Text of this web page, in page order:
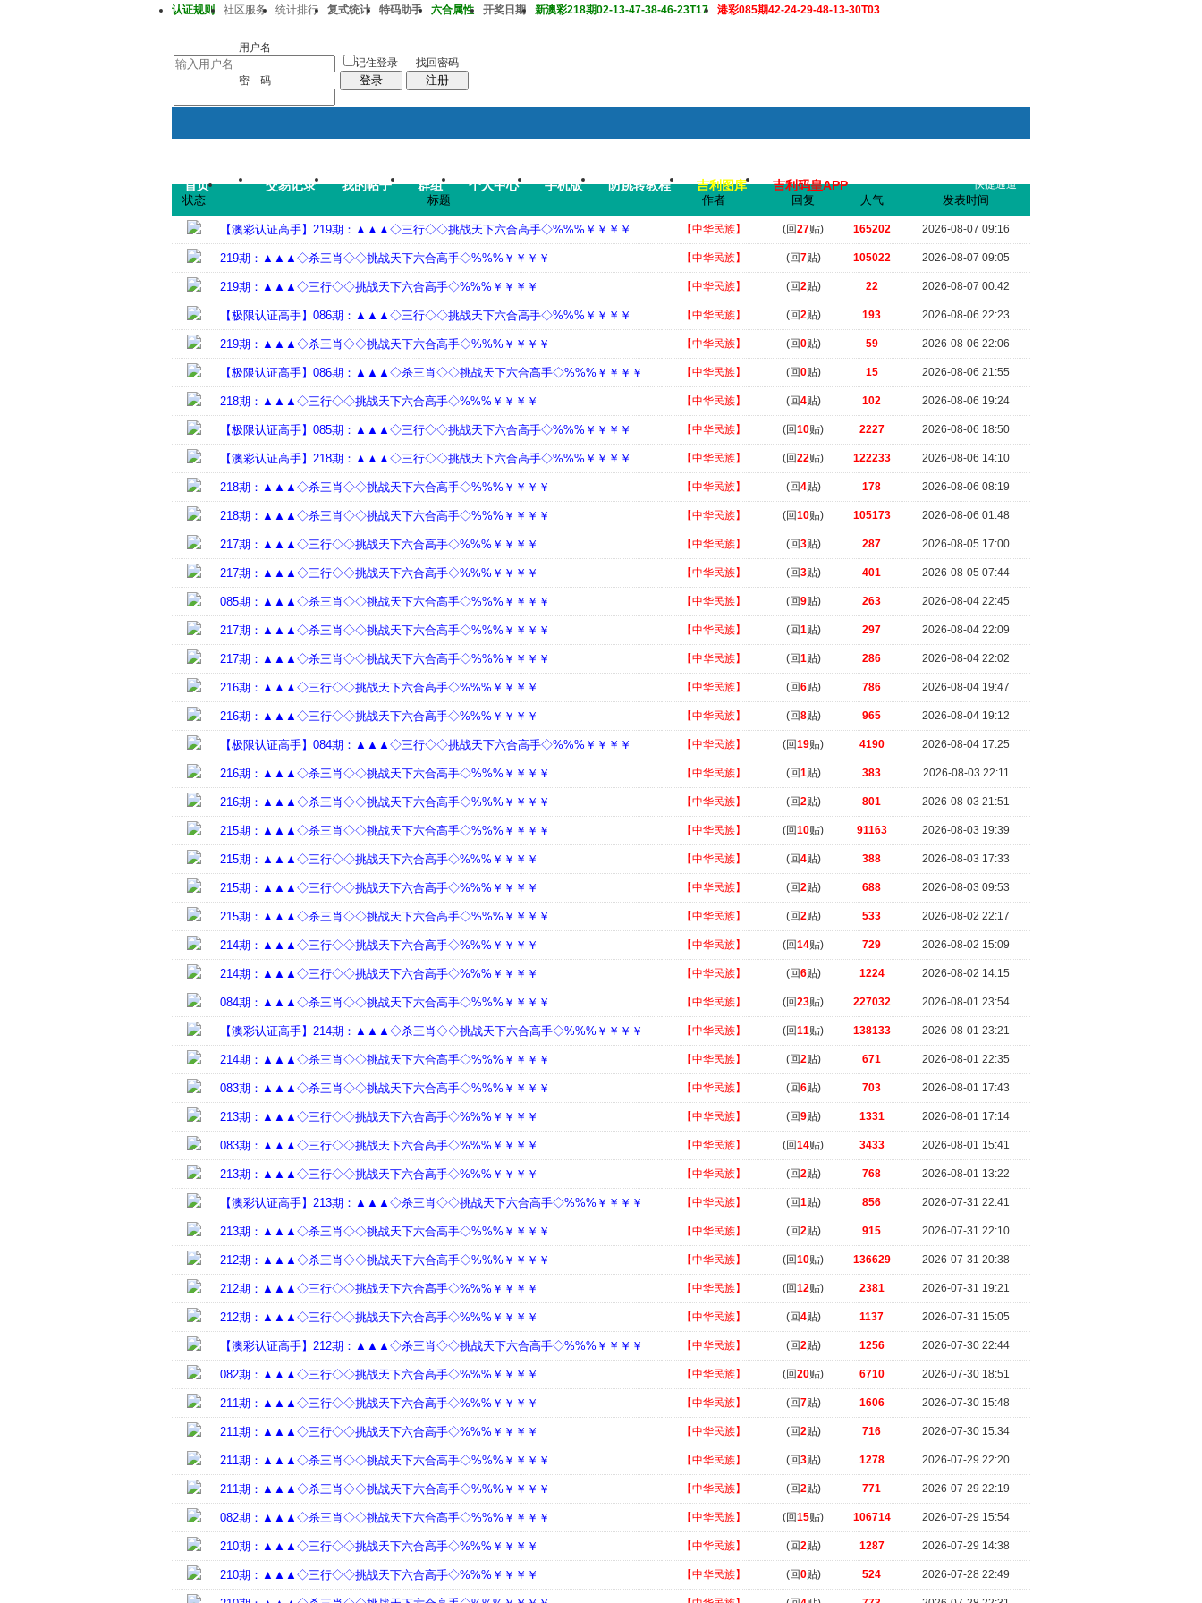
认证规则 社区服务 统计排行 复式统计 特码助手 六合属性 开奖日期 新澳彩218期02-13-47-38-46-23T17
港彩085期42-24-29-48-13-30T03
用户名
密 码
记住登录
登录
找回密码
注册
快捷通道
首页 交易记录 我的帖子 群组 个人中心 手机版 防跳转教程 吉利图库 吉利码皇APP
帖子
搜索
码皇总管
说：2026年7月底即将 开启特邀高手2肖中特大赛，重奖一万 .. （2026-07-10 20:23）
状态 标题 作者 回复 人气 发表时间
【澳彩认证高手】219期：▲▲▲◇三行◇◇挑战天下六合高手◇%%%￥￥￥￥ 【中华民族】 (回27贴) 165202 2026-08-07 09:16
219期：▲▲▲◇杀三肖◇◇挑战天下六合高手◇%%%￥￥￥￥ 【中华民族】 (回7贴) 105022 2026-08-07 09:05
219期：▲▲▲◇三行◇◇挑战天下六合高手◇%%%￥￥￥￥ 【中华民族】 (回2贴) 22 2026-08-07 00:42
【极限认证高手】086期：▲▲▲◇三行◇◇挑战天下六合高手◇%%%￥￥￥￥ 【中华民族】 (回2贴) 193 2026-08-06 22:23
219期：▲▲▲◇杀三肖◇◇挑战天下六合高手◇%%%￥￥￥￥ 【中华民族】 (回0贴) 59 2026-08-06 22:06
【极限认证高手】086期：▲▲▲◇杀三肖◇◇挑战天下六合高手◇%%%￥￥￥￥ 【中华民族】 (回0贴) 15 2026-08-06 21:55
218期：▲▲▲◇三行◇◇挑战天下六合高手◇%%%￥￥￥￥ 【中华民族】 (回4贴) 102 2026-08-06 19:24
【极限认证高手】085期：▲▲▲◇三行◇◇挑战天下六合高手◇%%%￥￥￥￥ 【中华民族】 (回10贴) 2227 2026-08-06 18:50
【澳彩认证高手】218期：▲▲▲◇三行◇◇挑战天下六合高手◇%%%￥￥￥￥ 【中华民族】 (回22贴) 122233 2026-08-06 14:10
218期：▲▲▲◇杀三肖◇◇挑战天下六合高手◇%%%￥￥￥￥ 【中华民族】 (回4贴) 178 2026-08-06 08:19
218期：▲▲▲◇杀三肖◇◇挑战天下六合高手◇%%%￥￥￥￥ 【中华民族】 (回10贴) 105173 2026-08-06 01:48
217期：▲▲▲◇三行◇◇挑战天下六合高手◇%%%￥￥￥￥ 【中华民族】 (回3贴) 287 2026-08-05 17:00
217期：▲▲▲◇三行◇◇挑战天下六合高手◇%%%￥￥￥￥ 【中华民族】 (回3贴) 401 2026-08-05 07:44
085期：▲▲▲◇杀三肖◇◇挑战天下六合高手◇%%%￥￥￥￥ 【中华民族】 (回9贴) 263 2026-08-04 22:45
217期：▲▲▲◇杀三肖◇◇挑战天下六合高手◇%%%￥￥￥￥ 【中华民族】 (回1贴) 297 2026-08-04 22:09
217期：▲▲▲◇杀三肖◇◇挑战天下六合高手◇%%%￥￥￥￥ 【中华民族】 (回1贴) 286 2026-08-04 22:02
216期：▲▲▲◇三行◇◇挑战天下六合高手◇%%%￥￥￥￥ 【中华民族】 (回6贴) 786 2026-08-04 19:47
216期：▲▲▲◇三行◇◇挑战天下六合高手◇%%%￥￥￥￥ 【中华民族】 (回8贴) 965 2026-08-04 19:12
【极限认证高手】084期：▲▲▲◇三行◇◇挑战天下六合高手◇%%%￥￥￥￥ 【中华民族】 (回19贴) 4190 2026-08-04 17:25
216期：▲▲▲◇杀三肖◇◇挑战天下六合高手◇%%%￥￥￥￥ 【中华民族】 (回1贴) 383 2026-08-03 22:11
216期：▲▲▲◇杀三肖◇◇挑战天下六合高手◇%%%￥￥￥￥ 【中华民族】 (回2贴) 801 2026-08-03 21:51
215期：▲▲▲◇杀三肖◇◇挑战天下六合高手◇%%%￥￥￥￥ 【中华民族】 (回10贴) 91163 2026-08-03 19:39
215期：▲▲▲◇三行◇◇挑战天下六合高手◇%%%￥￥￥￥ 【中华民族】 (回4贴) 388 2026-08-03 17:33
215期：▲▲▲◇三行◇◇挑战天下六合高手◇%%%￥￥￥￥ 【中华民族】 (回2贴) 688 2026-08-03 09:53
215期：▲▲▲◇杀三肖◇◇挑战天下六合高手◇%%%￥￥￥￥ 【中华民族】 (回2贴) 533 2026-08-02 22:17
214期：▲▲▲◇三行◇◇挑战天下六合高手◇%%%￥￥￥￥ 【中华民族】 (回14贴) 729 2026-08-02 15:09
214期：▲▲▲◇三行◇◇挑战天下六合高手◇%%%￥￥￥￥ 【中华民族】 (回6贴) 1224 2026-08-02 14:15
084期：▲▲▲◇杀三肖◇◇挑战天下六合高手◇%%%￥￥￥￥ 【中华民族】 (回23贴) 227032 2026-08-01 23:54
【澳彩认证高手】214期：▲▲▲◇杀三肖◇◇挑战天下六合高手◇%%%￥￥￥￥ 【中华民族】 (回11贴) 138133 2026-08-01 23:21
214期：▲▲▲◇杀三肖◇◇挑战天下六合高手◇%%%￥￥￥￥ 【中华民族】 (回2贴) 671 2026-08-01 22:35
083期：▲▲▲◇杀三肖◇◇挑战天下六合高手◇%%%￥￥￥￥ 【中华民族】 (回6贴) 703 2026-08-01 17:43
213期：▲▲▲◇三行◇◇挑战天下六合高手◇%%%￥￥￥￥ 【中华民族】 (回9贴) 1331 2026-08-01 17:14
083期：▲▲▲◇三行◇◇挑战天下六合高手◇%%%￥￥￥￥ 【中华民族】 (回14贴) 3433 2026-08-01 15:41
213期：▲▲▲◇三行◇◇挑战天下六合高手◇%%%￥￥￥￥ 【中华民族】 (回2贴) 768 2026-08-01 13:22
【澳彩认证高手】213期：▲▲▲◇杀三肖◇◇挑战天下六合高手◇%%%￥￥￥￥ 【中华民族】 (回1贴) 856 2026-07-31 22:41
213期：▲▲▲◇杀三肖◇◇挑战天下六合高手◇%%%￥￥￥￥ 【中华民族】 (回2贴) 915 2026-07-31 22:10
212期：▲▲▲◇杀三肖◇◇挑战天下六合高手◇%%%￥￥￥￥ 【中华民族】 (回10贴) 136629 2026-07-31 20:38
212期：▲▲▲◇三行◇◇挑战天下六合高手◇%%%￥￥￥￥ 【中华民族】 (回12贴) 2381 2026-07-31 19:21
212期：▲▲▲◇三行◇◇挑战天下六合高手◇%%%￥￥￥￥ 【中华民族】 (回4贴) 1137 2026-07-31 15:05
【澳彩认证高手】212期：▲▲▲◇杀三肖◇◇挑战天下六合高手◇%%%￥￥￥￥ 【中华民族】 (回2贴) 1256 2026-07-30 22:44
082期：▲▲▲◇三行◇◇挑战天下六合高手◇%%%￥￥￥￥ 【中华民族】 (回20贴) 6710 2026-07-30 18:51
211期：▲▲▲◇三行◇◇挑战天下六合高手◇%%%￥￥￥￥ 【中华民族】 (回7贴) 1606 2026-07-30 15:48
211期：▲▲▲◇三行◇◇挑战天下六合高手◇%%%￥￥￥￥ 【中华民族】 (回2贴) 716 2026-07-30 15:34
211期：▲▲▲◇杀三肖◇◇挑战天下六合高手◇%%%￥￥￥￥ 【中华民族】 (回3贴) 1278 2026-07-29 22:20
211期：▲▲▲◇杀三肖◇◇挑战天下六合高手◇%%%￥￥￥￥ 【中华民族】 (回2贴) 771 2026-07-29 22:19
082期：▲▲▲◇杀三肖◇◇挑战天下六合高手◇%%%￥￥￥￥ 【中华民族】 (回15贴) 106714 2026-07-29 15:54
210期：▲▲▲◇三行◇◇挑战天下六合高手◇%%%￥￥￥￥ 【中华民族】 (回2贴) 1287 2026-07-29 14:38
210期：▲▲▲◇三行◇◇挑战天下六合高手◇%%%￥￥￥￥ 【中华民族】 (回0贴) 524 2026-07-28 22:49